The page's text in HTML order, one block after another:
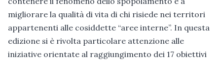
migliorare la qualità di vita di chi risiede nei territori
appartenenti alle cosiddette “aree interne”. In questa
edizione si è rivolta particolare attenzione alle
iniziative orientate al raggiungimento dei 17 obiettivi